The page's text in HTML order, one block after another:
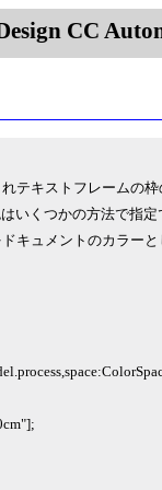
CC
テキストフレームの
いくつかの方法で指
キュメントのカラーと